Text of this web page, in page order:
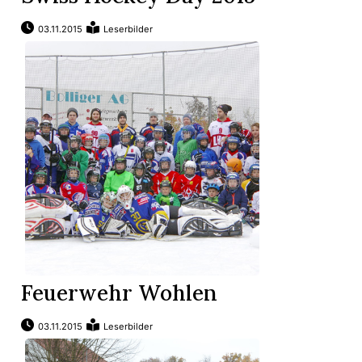
03.11.2015 Leserbilder
Feuerwehr Wohlen
03.11.2015 Leserbilder